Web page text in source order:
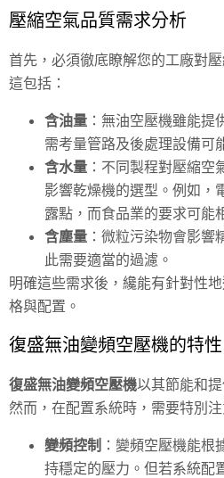
壓縮空氣品質需求分析
首先，必須徹底瞭解您的工廠對
這包括：
含油量 ：無油空壓機雖能
需考量管路及後處理設備可
含水量 ：不同製程對壓縮
影響乾燥機的選型。例如，
露點，而食品業的要求可能
含塵量 ：微粒污染物會影
此需要適當的過濾。
明確這些需求後，纔能有針對性
格與配置。
復盛無油變頻空壓機的特性
復盛無油變頻空壓機以其節能和
然而，在配置系統時，需要特別注
變頻控制 ：變頻空壓機能根
持穩定的壓力。但若系統配